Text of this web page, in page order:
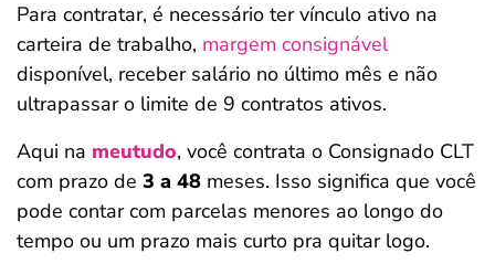
Para contratar, é necessário ter vínculo ativo na
carteira de trabalho, margem consignável
disponível, receber salário no último mês e não
ultrapassar o limite de 9 contratos ativos.
Aqui na meutudo, você contrata o Consignado CLT
com prazo de 3 a 48 meses. Isso significa que você
pode contar com parcelas menores ao longo do
tempo ou um prazo mais curto pra quitar logo.